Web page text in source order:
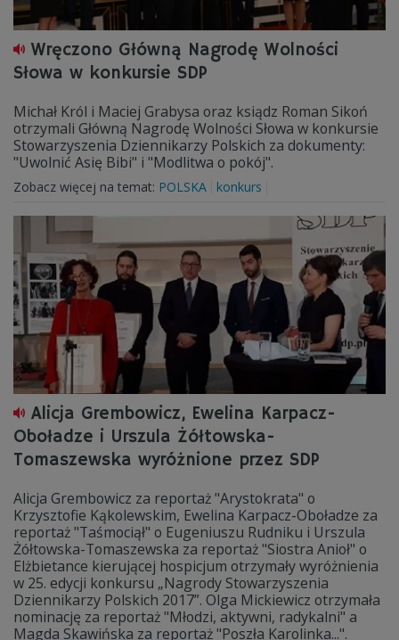
Wręczono Główną Nagrodę Wolności
Słowa w konkursie SDP
Michał Król i Maciej Grabysa oraz ksiądz Roman Sikoń
otrzymali Główną Nagrodę Wolności Słowa w konkursie
Stowarzyszenia Dziennikarzy Polskich za dokumenty:
"Uwolnić Asię Bibi" i "Modlitwa o pokój".
Zobacz więcej na temat: POLSKA konkurs
Alicja Grembowicz, Ewelina Karpacz-
Oboładze i Urszula Żółtowska-
Tomaszewska wyróżnione przez SDP
Alicja Grembowicz za reportaż "Arystokrata" o
Krzysztofie Kąkolewskim, Ewelina Karpacz-Oboładze za
reportaż "Taśmociął" o Eugeniuszu Rudniku i Urszula
Żółtowska-Tomaszewska za reportaż "Siostra Anioł" o
Elżbietance kierującej hospicjum otrzymały wyróżnienia
w 25. edycji konkursu „Nagrody Stowarzyszenia
Dziennikarzy Polskich 2017”. Olga Mickiewicz otrzymała
nominację za reportaż "Młodzi, aktywni, radykalni" a
Magda Skawińska za reportaż "Poszła Karolinka...".